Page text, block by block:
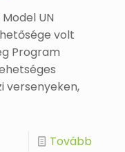
UN
volt
Program
versenyeken,
Tovább